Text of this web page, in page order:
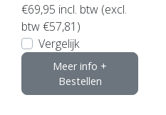
€69,95 incl. btw (excl.
btw €57,81)
Vergelijk
Meer info +
Bestellen